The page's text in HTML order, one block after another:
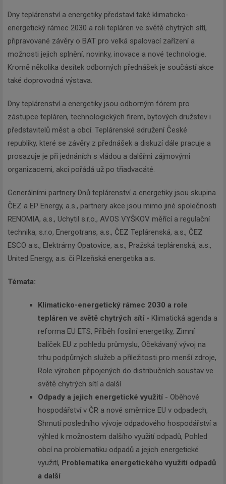
Dny teplárenství a energetiky představí také klimaticko-
energetický rámec 2030 a roli tepláren ve světě chytrých sítí,
připravované závěry o BAT pro velká spalovací zařízení a
možnosti jejich splnění, novinky, inovace a nové technologie.
Kromě několika desítek odborných přednášek je součástí akce
také doprovodná výstava.
Dny teplárenství a energetiky jsou odborným fórem pro
zástupce tepláren, technologických firem, bytových družstev i
představitelů měst a obcí. Teplárenské sdružení České
republiky, které se závěry z přednášek a diskuzí dále pracuje a
prosazuje je při jednáních s vládou a dalšími zájmovými
organizacemi, akci pořádá už po třiadvacáté.
Generálními partnery Dnů teplárenství a energetiky jsou skupina
ČEZ a EP Energy, a.s., partnery akce jsou mimo jiné společnosti
RENOMIA, a.s., Uchytil s.r.o., AVOS VYŠKOV měřící a regulační
technika, s.r.o, Energotrans, a.s., ČEZ Teplárenská, a.s., ČEZ
ESCO a.s., Elektrárny Opatovice, a.s., Pražská teplárenská, a.s.,
United Energy, a.s. či Plzeňská energetika a.s.
Témata:
Klimaticko-energetický rámec 2030 a role
tepláren ve světě chytrých sítí - Klimatická agenda a
reforma EU ETS, Příběh fosilní energetiky, Zimní
balíček EU z pohledu průmyslu, Očekávaný vývoj na
trhu podpůrných služeb a příležitosti pro menší zdroje,
Role výroben připojených do distribučních soustav ve
světě chytrých sítí a další
Odpady a jejich energetické využití - Oběhové
hospodářství v ČR a nové směrnice EU v odpadech,
Shrnutí posledního vývoje odpadového hospodářství a
výhled k možnostem dalšího využití odpadů, Pohled
obcí na problematiku odpadů a jejich energetické
využití, Problematika energetického využití odpadů
a další